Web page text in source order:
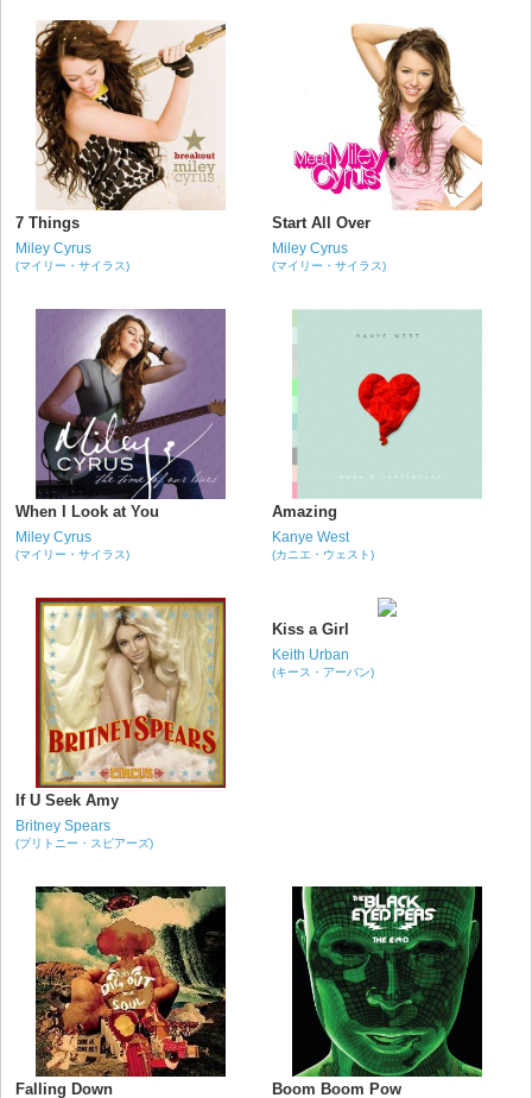
7 Things
Miley Cyrus
(マイリー・サイラス)
Start All Over
Miley Cyrus
(マイリー・サイラス)
When I Look at You
Miley Cyrus
(マイリー・サイラス)
Amazing
Kanye West
(カニエ・ウェスト)
If U Seek Amy
Britney Spears
(ブリトニー・スピアーズ)
Kiss a Girl
Keith Urban
(キース・アーバン)
Falling Down Boom Boom Pow